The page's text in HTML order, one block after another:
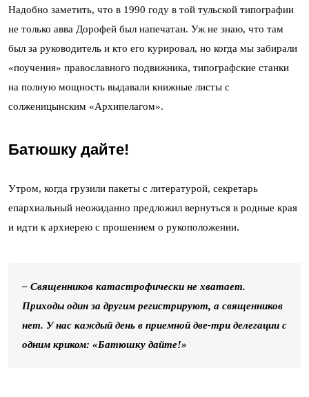
Надобно заметить, что в 1990 году в той тульской типографии
не только авва Дорофей был напечатан. Уж не знаю, что там
был за руководитель и кто его курировал, но когда мы забирали
«поучения» православного подвижника, типографские станки
на полную мощность выдавали книжные листы с
солженицынским «Архипелагом».
Батюшку дайте!
Утром, когда грузили пакеты с литературой, секретарь
епархиальный неожиданно предложил вернуться в родные края
и идти к архиерею с прошением о рукоположении.
– Священников катастрофически не хватает.
Приходы один за другим регистрируют, а священников
нет. У нас каждый день в приемной две-три делегации с
одним криком: «Батюшку дайте!»